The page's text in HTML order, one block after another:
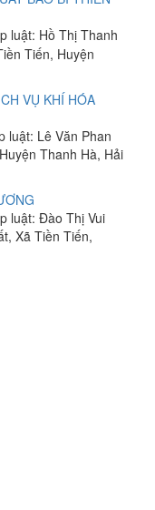
luật: Hồ Thị Thanh
Tiến, Huyện
VỤ KHÍ HÓA
luật: Lê Văn Phan
Thanh Hà, Hải
luật: Đào Thị Vui
Xã Tiền Tiến,